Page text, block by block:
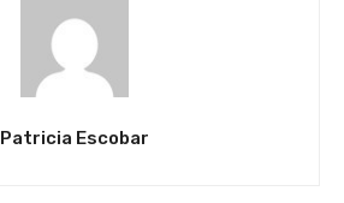
Patricia Escobar